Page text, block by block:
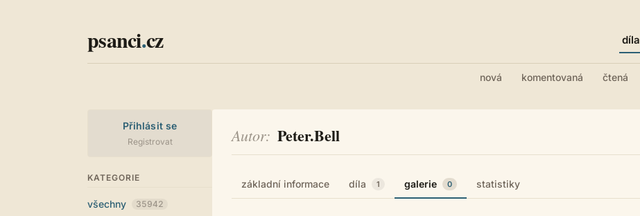
psanci.cz díla
nová komentovaná čtená
Přihlásit se
Registrovat
KATEGORIE
všechny 35942
Autor Peter.Bell
základní informace díla 1 galerie 0 statistiky